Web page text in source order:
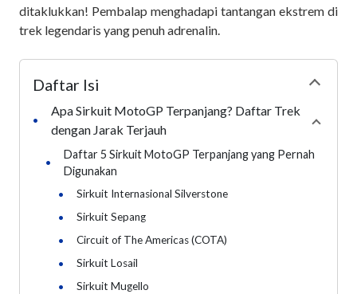
ditaklukkan! Pembalap menghadapi tantangan ekstrem di
trek legendaris yang penuh adrenalin.
Daftar Isi
•
Apa Sirkuit MotoGP Terpanjang? Daftar Trek
dengan Jarak Terjauh
•
Daftar 5 Sirkuit MotoGP Terpanjang yang Pernah
Digunakan
•
Sirkuit Internasional Silverstone
• Sirkuit Sepang
• Circuit of The Americas (COTA)
• Sirkuit Losail
• Sirkuit Mugello